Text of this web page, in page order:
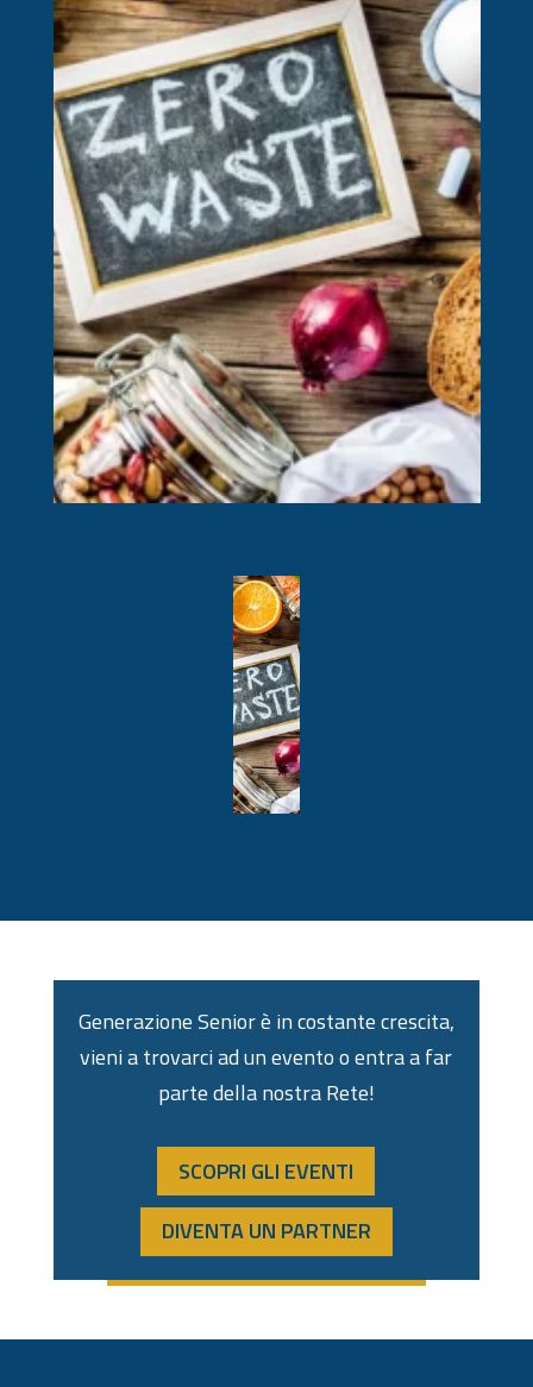
Generazione Senior è in costante crescita,
vieni a trovarci ad un evento o entra a far
parte della nostra Rete!
SCOPRI GLI EVENTI
DIVENTA UN PARTNER